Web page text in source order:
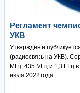
Регламент
УКВ
Утверждён и
(радиосвязь на УКВ).
МГц, 435 МГц и 1,3 ГГц
июля 2022 года.